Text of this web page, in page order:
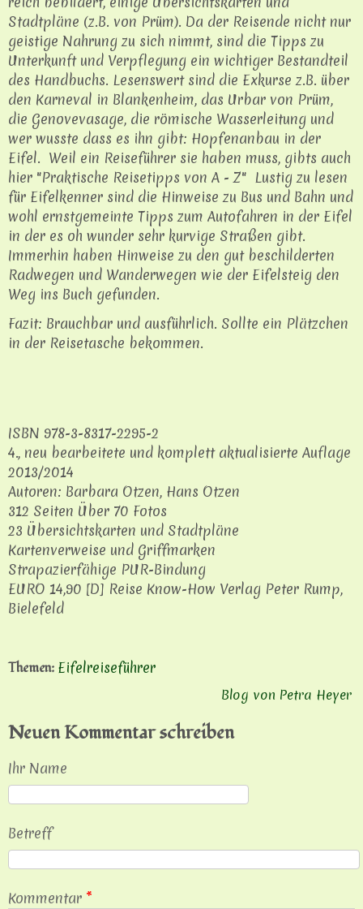
Stadtpläne (z.B. von Prüm). Da der Reisende nicht nur
geistige Nahrung zu sich nimmt, sind die Tipps zu
Unterkunft und Verpflegung ein wichtiger Bestandteil
des Handbuchs. Lesenswert sind die Exkurse z.B. über
den Karneval in Blankenheim, das Urbar von Prüm,
die Genovevasage, die römische Wasserleitung und
wer wusste dass es ihn gibt: Hopfenanbau in der
Eifel. Weil ein Reiseführer sie haben muss, gibts auch
hier "Praktische Reisetipps von A - Z" Lustig zu lesen
für Eifelkenner sind die Hinweise zu Bus und Bahn und
wohl ernstgemeinte Tipps zum Autofahren in der Eifel
in der es oh wunder sehr kurvige Straßen gibt.
Immerhin haben Hinweise zu den gut beschilderten
Radwegen und Wanderwegen wie der Eifelsteig den
Weg ins Buch gefunden.
Fazit: Brauchbar und ausführlich. Sollte ein Plätzchen
in der Reisetasche bekommen.
ISBN 978-3-8317-2295-2
4., neu bearbeitete und komplett aktualisierte Auflage
2013/2014
Autoren: Barbara Otzen, Hans Otzen
312 Seiten Über 70 Fotos
23 Übersichtskarten und Stadtpläne
Kartenverweise und Griffmarken
Strapazierfähige PUR-Bindung
EURO 14,90 [D] Reise Know-How Verlag Peter Rump,
Bielefeld
Themen: Eifelreiseführer
Blog von Petra Heyer
Neuen Kommentar schreiben
Ihr Name
Betreff
Kommentar *